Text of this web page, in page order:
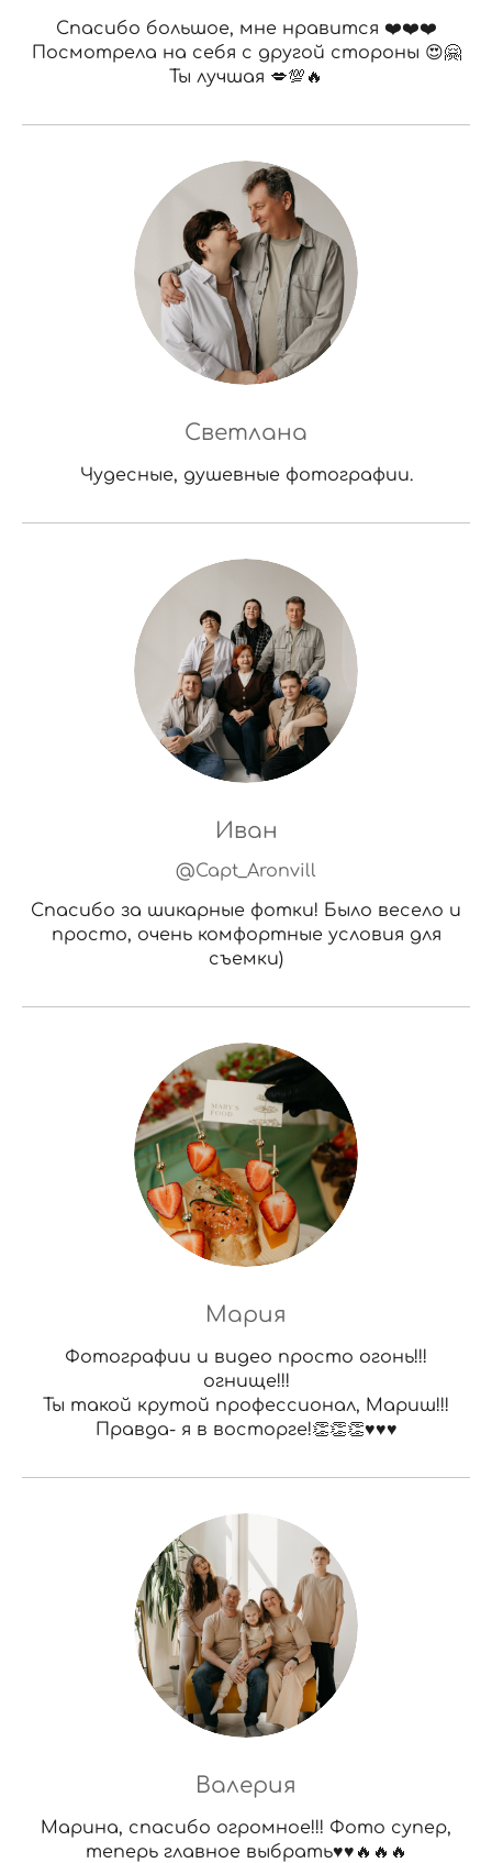
Спасибо большое, мне нравится ❤️❤️❤️
Посмотрела на себя с другой стороны 😍🤗
Ты лучшая 💋💯🔥
Светлана
Чудесные, душевные фотографии.
Иван
@Capt_Aronvill
Спасибо за шикарные фотки! Было весело и
просто, очень комфортные условия для
съемки)
Мария
Фотографии и видео просто огонь!!!
огнище!!!
Ты такой крутой профессионал, Мариш!!!
Правда- я в восторге!👏👏👏♥️♥️♥️
Валерия
Марина, спасибо огромное!!! Фото супер,
теперь главное выбрать♥️♥️🔥🔥🔥